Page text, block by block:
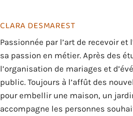
CLARA DESMAREST
Passionnée par l’art de recevoir
sa passion en métier. Après des
l’organisation de mariages et
public. Toujours à l’affût des
pour embellir une maison, un
accompagne les personnes